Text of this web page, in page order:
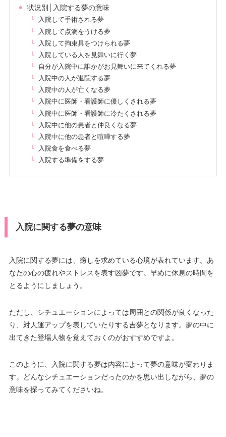
状況別│入院する夢の意味
入院して手術される夢
入院して点滴をうける夢
入院して拘束具をつけられる夢
入院している人を見舞いに行く夢
自分が入院中に誰かがお見舞いに来てくれる夢
入院中の人が退院する夢
入院中の人が亡くなる夢
入院中に医師・看護師に優しくされる夢
入院中に医師・看護師に冷たくされる夢
入院中に他の患者と仲良くなる夢
入院中に他の患者と喧嘩する夢
入院食を食べる夢
入院する準備をする夢
入院に関する夢の意味
入院に関する夢には、癒しを求めている心境が表れています。あ
なたの心の疲れやストレスを表す凶夢です。早めに休息の時間を
とるようにしましょう。
ただし、シチュエーションによっては周囲との関係が良くなった
り、対人運アップを表していたりする吉夢となります。夢の中に
出てきた登場人物を覚えておくのがおすすめですよ。
このように、入院に関する夢は内容によって夢の意味が変わりま
す。どんなシチュエーションだったのかを思い出しながら、夢の
意味を探ってみてくださいね。